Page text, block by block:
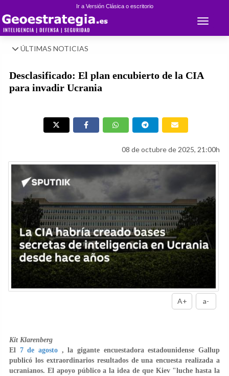
Ir a Versión Clásica o escritorio
Toggle
ÚLTIMAS NOTICIAS
Desclasificado: El plan encubierto de la CIA
para invadir Ucrania
08 de octubre de 2025, 21:00h
A+ a-
Kit Klarenberg
El 7 de agosto , la gigante encuestadora estadounidense Gallup
publicó los extraordinarios resultados de una encuesta realizada a
ucranianos. El apoyo público a la idea de que Kiev "luche hasta la